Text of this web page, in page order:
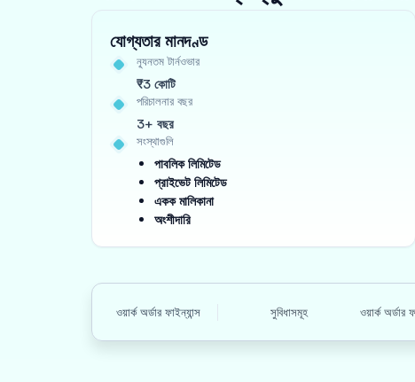
যোগ্যতার মানদণ্ড
ন্যূনতম টার্নওভার
₹3 কোটি
পরিচালনার বছর
3+ বছর
সংস্থাগুলি
পাবলিক লিমিটেড
প্রাইভেট লিমিটেড
একক মালিকানা
অংশীদারি
ওয়ার্ক অর্ডার ফাইন্যান্স সুবিধাসমূহ ওয়ার্ক অর্ডার